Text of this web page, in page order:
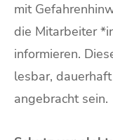
mit
die Mitarbeiter
informieren.
lesbar,
angebracht sein.